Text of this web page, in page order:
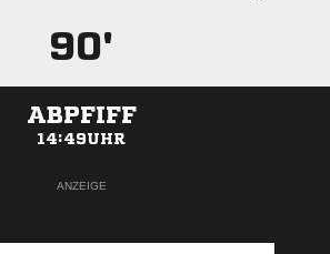
90'
ABPFIFF
14:49UHR
ANZEIGE